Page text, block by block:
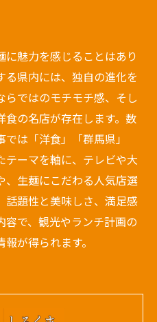
魅力を感じることはあり
る県内には、独自の進化を
ではのモチモチ感、そし
の名店が存在します。数
は「洋食」「群馬県」
テーマを軸に、テレビや大
、生麺にこだわる人気店選
話題性と美味しさ、満足感
で、観光やランチ計画の
が得られます。